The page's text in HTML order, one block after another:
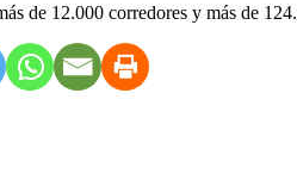
de 12.000 corredores y más de